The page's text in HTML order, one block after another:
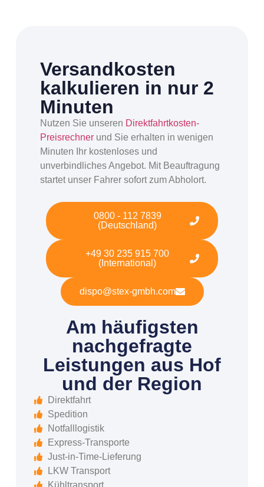
Versandkosten
kalkulieren in nur 2
Minuten
Nutzen Sie unseren Direktfahrtkosten-
Preisrechner und Sie erhalten in wenigen
Minuten Ihr kostenloses und
unverbindliches Angebot. Mit Beauftragung
startet unser Fahrer sofort zum Abholort.
0800 - 112 7839
(Deutschland)
+49 30 235 915 700
(International)
dispo@stex-gmbh.com
Am häufigsten
nachgefragte
Leistungen aus Hof
und der Region
Direktfahrt
Spedition
Notfalllogistik
Express-Transporte
Just-in-Time-Lieferung
LKW Transport
Kühltransport